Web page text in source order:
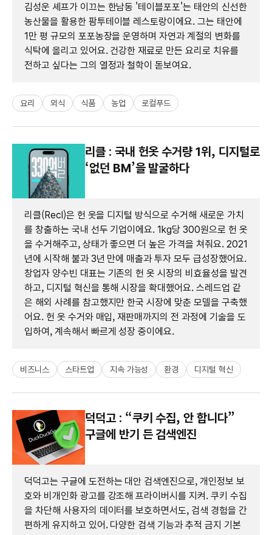
김성운 셰프가 이끄는 한남동 '테이블포포'는 태안의 신선한
농산물을 활용한 팜투테이블 레스토랑이에요. 그는 태안에
1만 평 규모의 포포농장을 운영하며 자연과 계절의 변화를
식탁에 올리고 있어요. 건강한 재료로 만든 요리로 치유를
전하고 싶다는 그의 열정과 철학이 돋보여요.
요리 외식 식품 농업 로컬푸드
리클 : 국내 헌옷 수거량 1위, 디지털로
‘없던 BM’을 발굴하다
리클(Recl)은 헌 옷을 디지털 방식으로 수거해 새로운 가치
를 창출하는 국내 선두 기업이에요. 1kg당 300원으로 헌 옷
을 수거해주고, 상태가 좋으면 더 높은 가격을 쳐줘요. 2021
년에 시작해 불과 3년 만에 매출과 투자 모두 급성장했어요.
창업자 양수빈 대표는 기존의 헌 옷 시장의 비효율성을 발견
하고, 디지털 혁신을 통해 시장을 확대했어요. 스레드업 같
은 해외 사례를 참고했지만 한국 시장에 맞춘 모델을 구축했
어요. 헌 옷 수거와 매입, 재판매까지의 전 과정에 기술을 도
입하여, 계속해서 빠르게 성장 중이에요.
비즈니스 스타트업 지속 가능성 환경 디지털 혁신
덕덕고 : “쿠키 수집, 안 합니다”
구글에 반기 든 검색엔진
덕덕고는 구글에 도전하는 대안 검색엔진으로, 개인정보 보
호와 비개인화 광고를 강조해 프라이버시를 지켜. 쿠키 수집
을 차단해 사용자의 데이터를 보호하면서도, 검색 경험을 간
편하게 유지하고 있어. 다양한 검색 기능과 추적 금지 기본